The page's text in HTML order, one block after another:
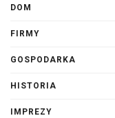
DOM
FIRMY
GOSPODARKA
HISTORIA
IMPREZY